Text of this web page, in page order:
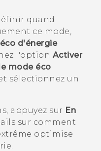
quand
ce mode,
d'énergie
l'option Activer
mode éco
sélectionnez un
, appuyez sur En
sur comment
optimise